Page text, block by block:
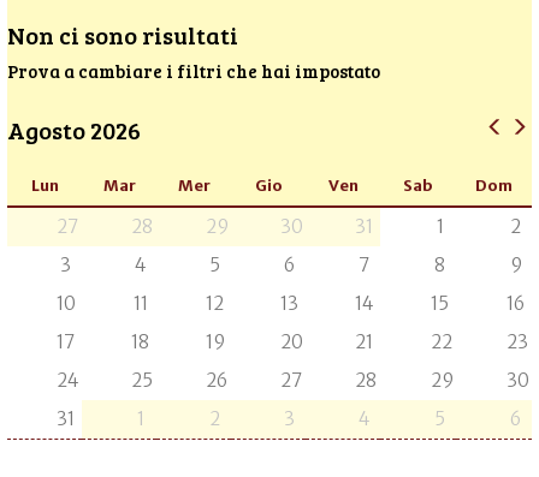
Non ci sono risultati
Prova a cambiare i filtri che hai impostato
Agosto 2026
Lun Mar Mer Gio Ven Sab Dom
27 28 29 30 31 1
2
3
4 5 6 7 8
9
10
11 12 13 14 15
16
17
18 19 20 21 22
23
24
25 26 27 28 29
30
31
1 2 3 4 5 6